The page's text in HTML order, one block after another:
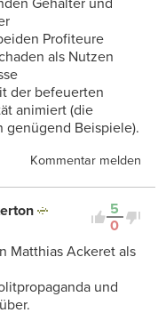
Gehälter und
Profiteure
als Nutzen
der befeuerten
animiert (die
genügend Beispiele).
Kommentar melden
5
0
Matthias Ackeret als
und